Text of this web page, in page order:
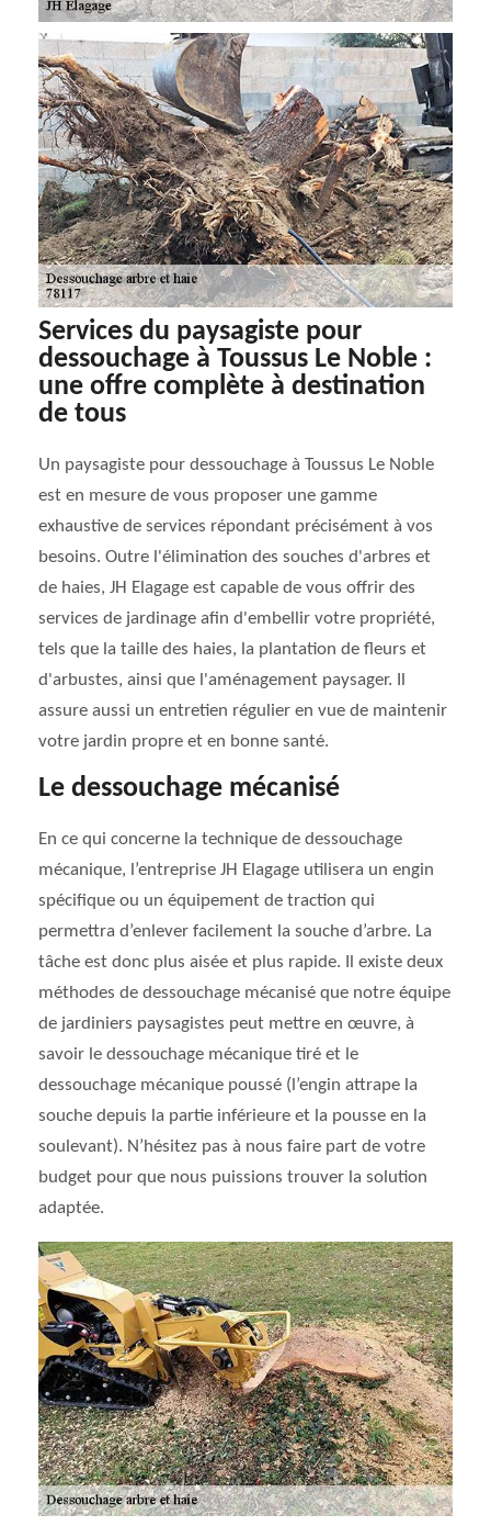
Services du paysagiste pour
dessouchage à Toussus Le Noble :
une offre complète à destination
de tous
Un paysagiste pour dessouchage à Toussus Le Noble
est en mesure de vous proposer une gamme
exhaustive de services répondant précisément à vos
besoins. Outre l'élimination des souches d'arbres et
de haies, JH Elagage est capable de vous offrir des
services de jardinage afin d'embellir votre propriété,
tels que la taille des haies, la plantation de fleurs et
d'arbustes, ainsi que l'aménagement paysager. Il
assure aussi un entretien régulier en vue de maintenir
votre jardin propre et en bonne santé.
Le dessouchage mécanisé
En ce qui concerne la technique de dessouchage
mécanique, l’entreprise JH Elagage utilisera un engin
spécifique ou un équipement de traction qui
permettra d’enlever facilement la souche d’arbre. La
tâche est donc plus aisée et plus rapide. Il existe deux
méthodes de dessouchage mécanisé que notre équipe
de jardiniers paysagistes peut mettre en œuvre, à
savoir le dessouchage mécanique tiré et le
dessouchage mécanique poussé (l’engin attrape la
souche depuis la partie inférieure et la pousse en la
soulevant). N’hésitez pas à nous faire part de votre
budget pour que nous puissions trouver la solution
adaptée.